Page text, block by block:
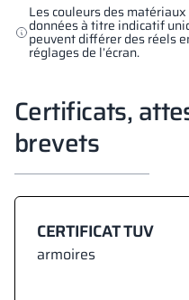
Les couleurs des
données à titre indicatif
peuvent différer des réels
réglages de l’écran.
Certificats,
brevets
CERTIFICAT TUV
armoires